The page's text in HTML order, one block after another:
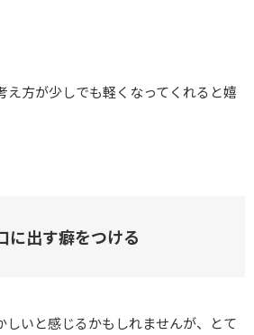
え方が少しでも軽くなってくれると嬉
に出す癖をつける
しいと感じるかもしれませんが、とて